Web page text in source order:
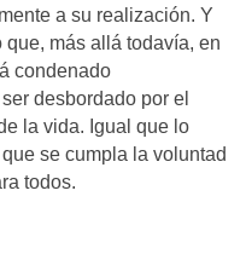
a su realización. Y
más allá todavía, en
condenado
desbordado por el
la vida. Igual que lo
se cumpla la voluntad
todos.